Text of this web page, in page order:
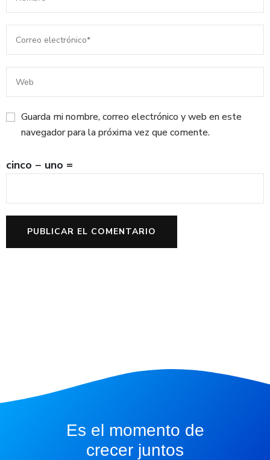
Guarda mi nombre, correo electrónico y web en este
navegador para la próxima vez que comente.
cinco − uno =
Es el momento de
crecer juntos